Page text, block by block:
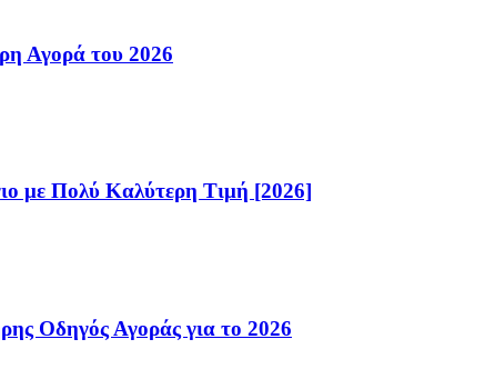
Αγορά του 2026
με Πολύ Καλύτερη Τιμή [2026]
Οδηγός Αγοράς για το 2026